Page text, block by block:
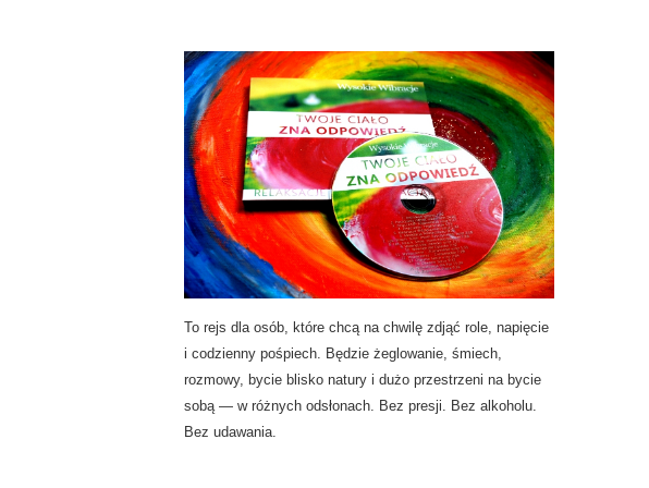
To rejs dla osób, które chcą na chwilę zdjąć role, napięcie
i codzienny pośpiech. Będzie żeglowanie, śmiech,
rozmowy, bycie blisko natury i dużo przestrzeni na bycie
sobą — w różnych odsłonach. Bez presji. Bez alkoholu.
Bez udawania.